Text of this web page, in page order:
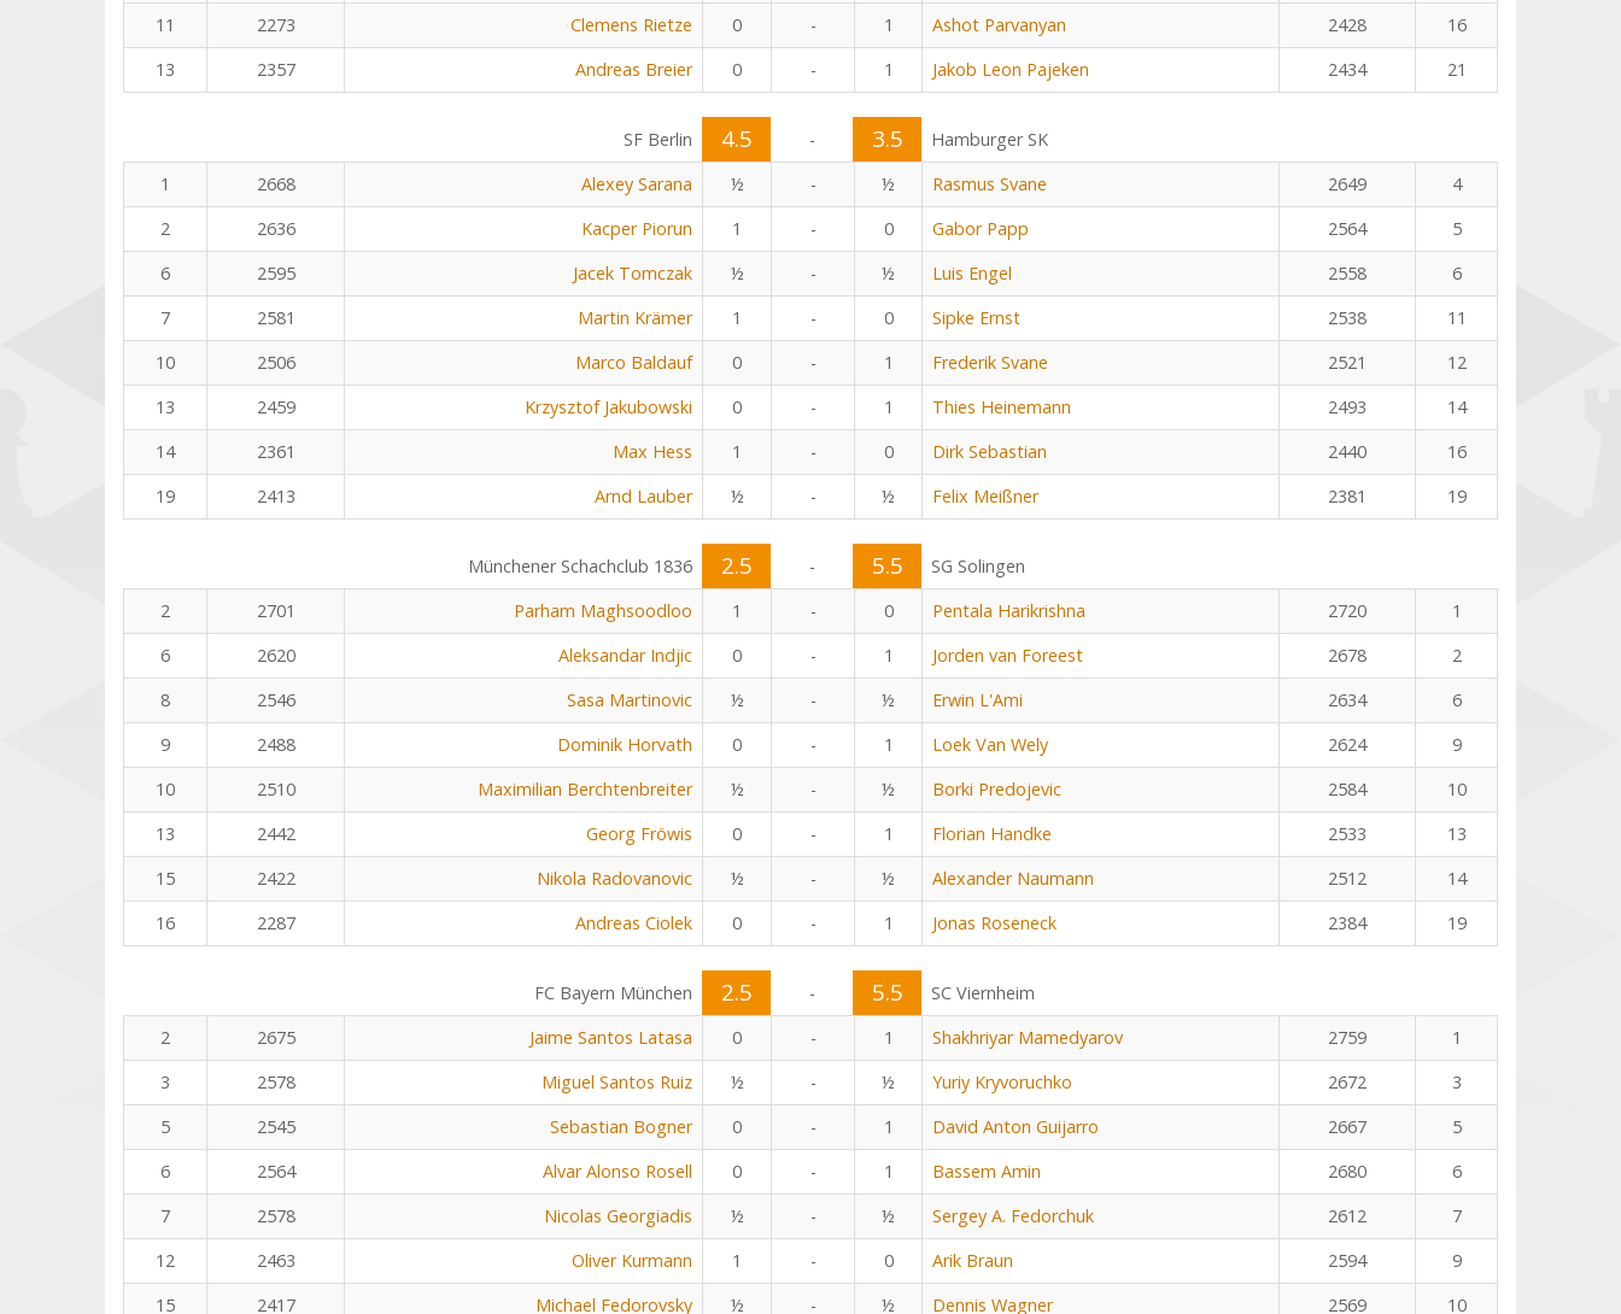
11
2273 Clemens Rietze 0 - 1 Ashot Parvanyan 2428
16
13
2357 Andreas Breier 0 - 1 Jakob Leon Pajeken 2434 21
SF Berlin 4.5 - 3.5
Hamburger SK
1
2668 Alexey Sarana ½ - ½ Rasmus Svane 2649
4
2
2636 Kacper Piorun 1 - 0 Gabor Papp 2564
5
6
2595 Jacek Tomczak ½ - ½ Luis Engel 2558
6
7
2581 Martin Krämer 1 - 0 Sipke Ernst 2538
11
10
2506 Marco Baldauf 0 - 1 Frederik Svane 2521
12
13
2459 Krzysztof Jakubowski 0 - 1 Thies Heinemann 2493
14
14
2361 Max Hess 1 - 0 Dirk Sebastian 2440
16
19
2413 Arnd Lauber ½ - ½ Felix Meißner 2381 19
Münchener Schachclub 1836 2.5 - 5.5
SG Solingen
2
2701 Parham Maghsoodloo 1 - 0 Pentala Harikrishna 2720
1
6
2620 Aleksandar Indjic 0 - 1 Jorden van Foreest 2678
2
8
2546 Sasa Martinovic ½ - ½ Erwin L'Ami 2634
6
9
2488 Dominik Horvath 0 - 1 Loek Van Wely 2624
9
10
2510 Maximilian Berchtenbreiter ½ - ½ Borki Predojevic 2584
10
13
2442 Georg Fröwis 0 - 1 Florian Handke 2533
13
15
2422 Nikola Radovanovic ½ - ½ Alexander Naumann 2512
14
16
2287 Andreas Ciolek 0 - 1 Jonas Roseneck 2384 19
FC Bayern München 2.5 - 5.5
SC Viernheim
2
2675 Jaime Santos Latasa 0 - 1 Shakhriyar Mamedyarov 2759
1
3
2578 Miguel Santos Ruiz ½ - ½ Yuriy Kryvoruchko 2672
3
5
2545 Sebastian Bogner 0 - 1 David Anton Guijarro 2667
5
6
2564 Alvar Alonso Rosell 0 - 1 Bassem Amin 2680
6
7
2578 Nicolas Georgiadis ½ - ½ Sergey A. Fedorchuk 2612
7
12
2463 Oliver Kurmann 1 - 0 Arik Braun 2594
9
15
2417 Michael Fedorovsky ½ - ½ Dennis Wagner 2569 10